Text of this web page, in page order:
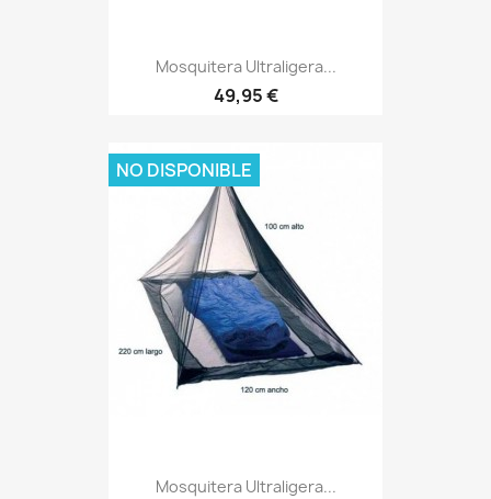
Mosquitera Ultraligera...
Precio
49,95 €
Mosquitera Ultraligera...
NO DISPONIBLE